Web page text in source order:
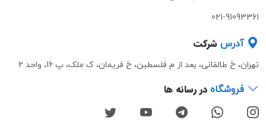
021-91093361
آدرس شرکت
تهران، خ طالقانی، بعد از م فلسطین، خ فریمان، ک ملک، پ 16، واحد 2
فروشگاه در رسانه ها